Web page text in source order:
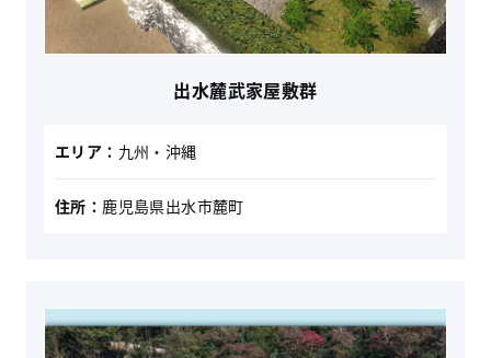
出水麓武家屋敷群
エリア： 九州・沖縄
住所： 鹿児島県出水市麓町